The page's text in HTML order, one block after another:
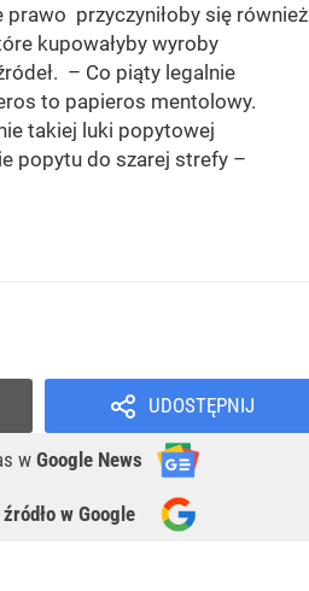
prawo przyczyniłoby się również
kupowałyby wyroby
– Co piąty legalnie
to papieros mentolowy.
takiej luki popytowej
popytu do szarej strefy –
UDOSTĘPNIJ
w Google News
źródło w Google